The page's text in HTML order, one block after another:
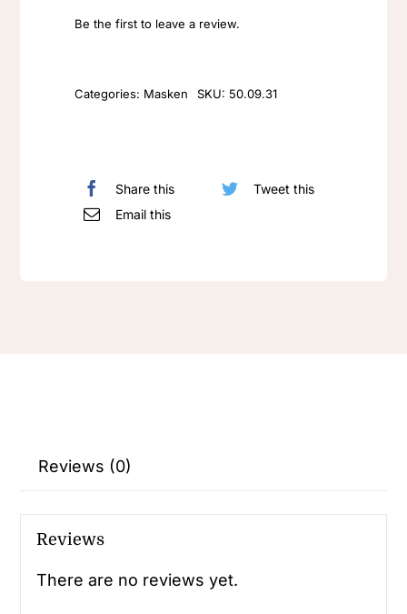
Be the first to leave a review.
Categories: Masken SKU: 50.09.31
Share this
Tweet this
Email this
Reviews (0)
Reviews
There are no reviews yet.